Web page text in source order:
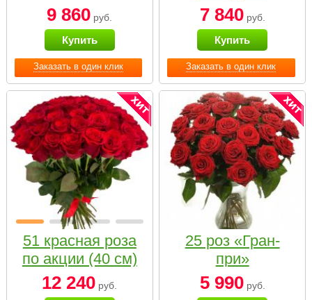
Заказать в один клик
9 860 руб.
Купить
Заказать в один клик
7 840руб.
Купить
51 красная роза
по акции (40 см)
12 240 руб.
25 роз «Гран-
при»
5 990руб.